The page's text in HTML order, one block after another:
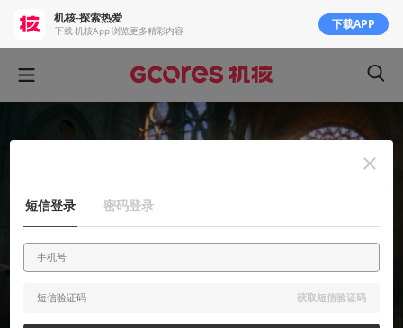
机核-探索热爱
下载 机核App 浏览更多精彩内容 下载APP
短信登录 密码登录
获取短信验证码